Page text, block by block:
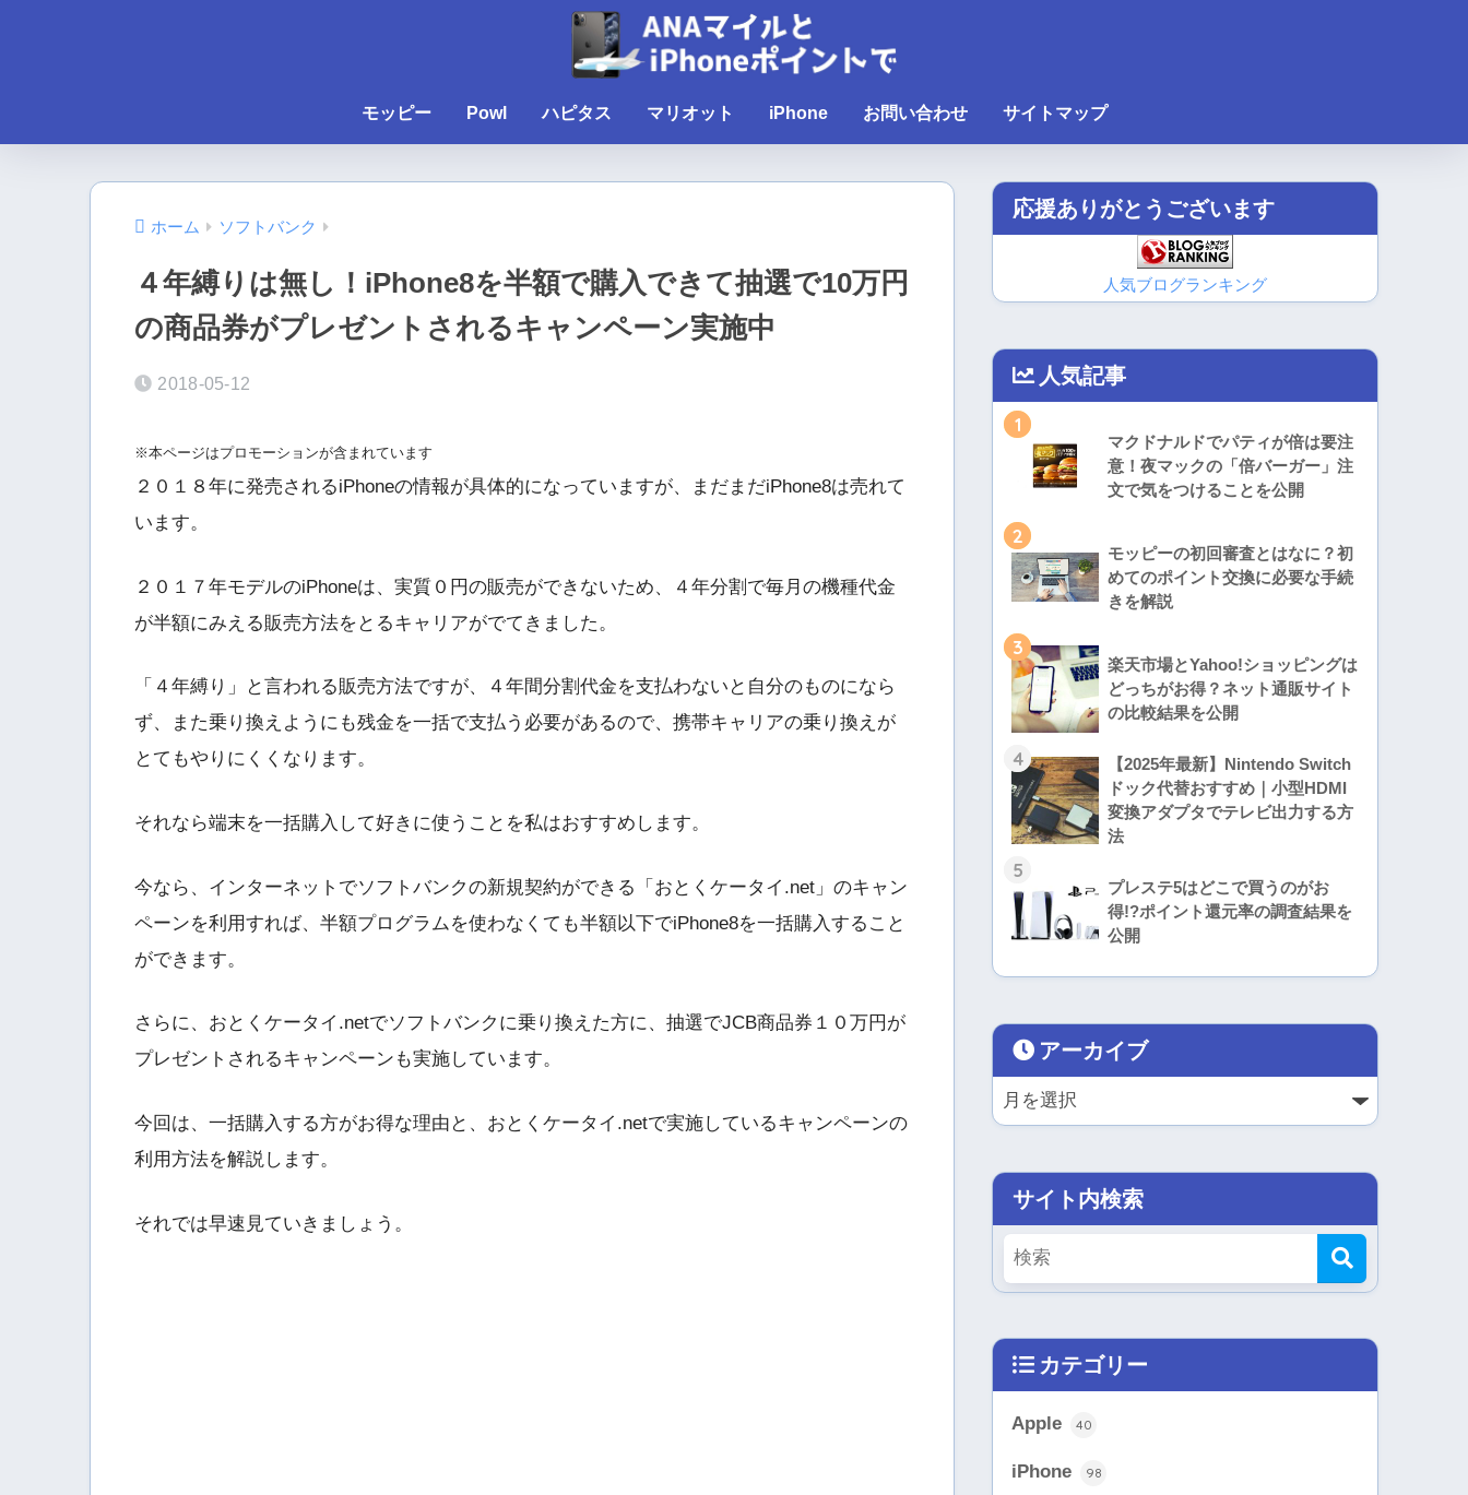
モッピー Powl ハピタス マリオット iPhone お問い合わせ サイトマップ
ホーム ソフトバンク
４年縛りは無し！iPhone8を半額で購入できて抽選で10万円
の商品券がプレゼントされるキャンペーン実施中
2018-05-12
※本ページはプロモーションが含まれています
２０１８年に発売されるiPhoneの情報が具体的になっていますが、まだまだiPhone8は売れて
います。
２０１７年モデルのiPhoneは、実質０円の販売ができないため、４年分割で毎月の機種代金
が半額にみえる販売方法をとるキャリアがでてきました。
「４年縛り」と言われる販売方法ですが、４年間分割代金を支払わないと自分のものになら
ず、また乗り換えようにも残金を一括で支払う必要があるので、携帯キャリアの乗り換えが
とてもやりにくくなります。
それなら端末を一括購入して好きに使うことを私はおすすめします。
今なら、インターネットでソフトバンクの新規契約ができる「おとくケータイ.net」のキャン
ペーンを利用すれば、半額プログラムを使わなくても半額以下でiPhone8を一括購入すること
ができます。
さらに、おとくケータイ.netでソフトバンクに乗り換えた方に、抽選でJCB商品券１０万円が
プレゼントされるキャンペーンも実施しています。
今回は、一括購入する方がお得な理由と、おとくケータイ.netで実施しているキャンペーンの
利用方法を解説します。
それでは早速見ていきましょう。
応援ありがとうございます
人気ブログランキング
人気記事
1
マクドナルドでパティが倍は要注
意！夜マックの「倍バーガー」注
文で気をつけることを公開
2
モッピーの初回審査とはなに？初
めてのポイント交換に必要な手続
きを解説
3
楽天市場とYahoo!ショッピングは
どっちがお得？ネット通販サイト
の比較結果を公開
4
【2025年最新】Nintendo Switch
ドック代替おすすめ｜小型HDMI
変換アダプタでテレビ出力する方
法
5
プレステ5はどこで買うのがお
得!?ポイント還元率の調査結果を
公開
アーカイブ
サイト内検索
カテゴリー
Apple 40
iPhone 98